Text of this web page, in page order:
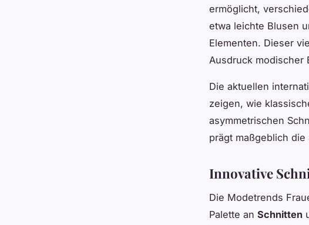
ermöglicht,
etwa leichte Blusen
Elementen. Dieser
Ausdruck modischer
Die aktuellen
zeigen, wie
asymmetrischen
prägt maßgeblich
Innovative
Die Modetrends
Palette an Schnitten